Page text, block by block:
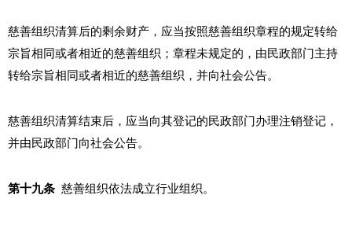
慈善组织清算后的剩余财产，应当按照慈善组织章程的规定转给
宗旨相同或者相近的慈善组织；章程未规定的，由民政部门主持
转给宗旨相同或者相近的慈善组织，并向社会公告。
慈善组织清算结束后，应当向其登记的民政部门办理注销登记，
并由民政部门向社会公告。
第十九条 慈善组织依法成立行业组织。